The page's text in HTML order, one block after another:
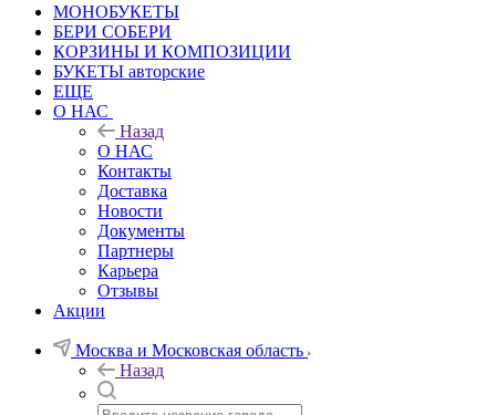
МОНОБУКЕТЫ
БЕРИ СОБЕРИ
КОРЗИНЫ И КОМПОЗИЦИИ
БУКЕТЫ авторские
ЕЩЕ
О НАС
Назад
О НАС
Контакты
Доставка
Новости
Документы
Партнеры
Карьера
Отзывы
Акции
Москва и Московская область
Назад